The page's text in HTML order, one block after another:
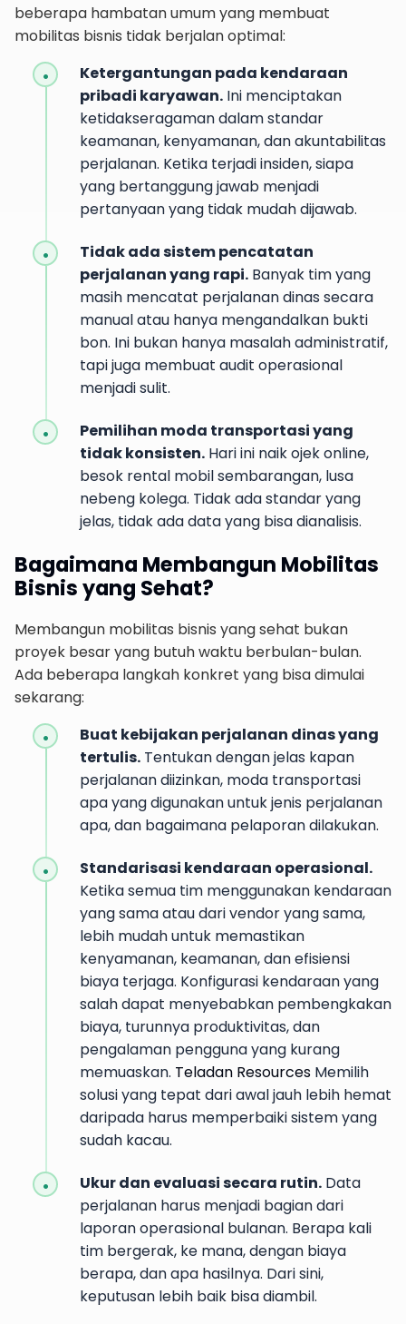
beberapa hambatan umum yang membuat
mobilitas bisnis tidak berjalan optimal:
Ketergantungan pada kendaraan
pribadi karyawan. Ini menciptakan
ketidakseragaman dalam standar
keamanan, kenyamanan, dan akuntabilitas
perjalanan. Ketika terjadi insiden, siapa
yang bertanggung jawab menjadi
pertanyaan yang tidak mudah dijawab.
Tidak ada sistem pencatatan
perjalanan yang rapi. Banyak tim yang
masih mencatat perjalanan dinas secara
manual atau hanya mengandalkan bukti
bon. Ini bukan hanya masalah administratif,
tapi juga membuat audit operasional
menjadi sulit.
Pemilihan moda transportasi yang
tidak konsisten. Hari ini naik ojek online,
besok rental mobil sembarangan, lusa
nebeng kolega. Tidak ada standar yang
jelas, tidak ada data yang bisa dianalisis.
Bagaimana Membangun Mobilitas
Bisnis yang Sehat?
Membangun mobilitas bisnis yang sehat bukan
proyek besar yang butuh waktu berbulan-bulan.
Ada beberapa langkah konkret yang bisa dimulai
sekarang:
Buat kebijakan perjalanan dinas yang
tertulis. Tentukan dengan jelas kapan
perjalanan diizinkan, moda transportasi
apa yang digunakan untuk jenis perjalanan
apa, dan bagaimana pelaporan dilakukan.
Standarisasi kendaraan operasional.
Ketika semua tim menggunakan kendaraan
yang sama atau dari vendor yang sama,
lebih mudah untuk memastikan
kenyamanan, keamanan, dan efisiensi
biaya terjaga. Konfigurasi kendaraan yang
salah dapat menyebabkan pembengkakan
biaya, turunnya produktivitas, dan
pengalaman pengguna yang kurang
memuaskan. Teladan Resources Memilih
solusi yang tepat dari awal jauh lebih hemat
daripada harus memperbaiki sistem yang
sudah kacau.
Ukur dan evaluasi secara rutin. Data
perjalanan harus menjadi bagian dari
laporan operasional bulanan. Berapa kali
tim bergerak, ke mana, dengan biaya
berapa, dan apa hasilnya. Dari sini,
keputusan lebih baik bisa diambil.